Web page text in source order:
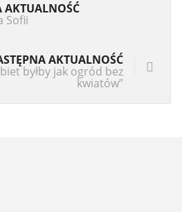
AKTUALNOŚĆ
Sofii
AKTUALNOŚĆ
byłby jak ogród bez
kwiatów”